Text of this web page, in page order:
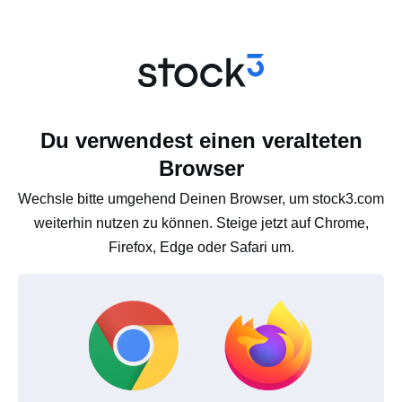
Du verwendest einen veralteten
Browser
Wechsle bitte umgehend Deinen Browser, um stock3.com
weiterhin nutzen zu können. Steige jetzt auf Chrome,
Firefox, Edge oder Safari um.